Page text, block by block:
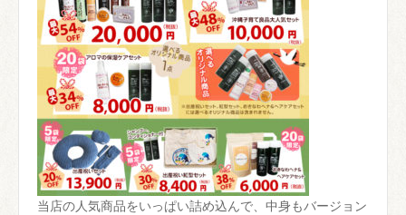
当店の人気商品をいっぱい詰め込んで、中身もバージョン